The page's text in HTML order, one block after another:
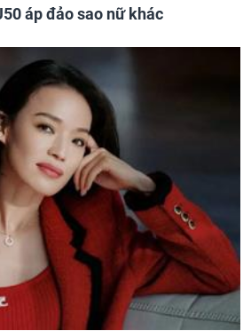
áp đảo sao nữ khác